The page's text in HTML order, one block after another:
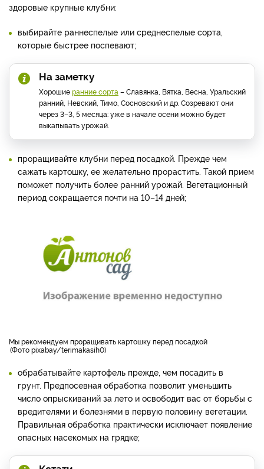
здоровые крупные клубни:
выбирайте раннеспелые или среднеспелые сорта,
которые быстрее поспевают;
На заметку
Хорошиеранние сорта – Славянка, Вятка, Весна, Уральский
ранний, Невский, Тимо, Сосновский и др. Созревают они
через 3–3, 5 месяца: уже в начале осени можно будет
выкапывать урожай.
проращивайте клубни перед посадкой. Прежде чем
сажать картошку, ее желательно прорастить. Такой прием
поможет получить более ранний урожай. Вегетационный
период сокращается почти на 10–14 дней;
мы рекомендуем проращивать картошку перед посадкой
Фото pixabay/terimakasih0
обрабатывайте картофель прежде, чем посадить в
грунт. Предпосевная обработка позволит уменьшить
число опрыскиваний за лето и освободит вас от борьбы с
вредителями и болезнями в первую половину вегетации.
Правильная обработка практически исключает появление
опасных насекомых на грядке;